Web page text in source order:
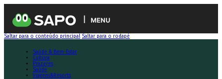
MENU
Saltar para o conteúdo principal Saltar para o rodapé
Saúde & Bem-Estar
Cultura
Prazeres
Saúde
Viagens&Resorts